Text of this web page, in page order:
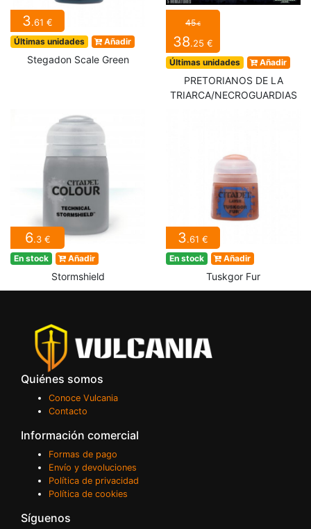
3.61 €
Últimas unidades Añadir
Stegadon Scale Green
45€
38.25 €
Últimas unidades Añadir
PRETORIANOS DE LA
TRIARCA/NECROGUARDIAS
6.3 €
En stock Añadir
Stormshield
3.61 €
En stock Añadir
Tuskgor Fur
Quiénes somos
Conoce Vulcania
Contacto
Información comercial
Formas de pago
Envío y devoluciones
Política de privacidad
Política de cookies
Síguenos